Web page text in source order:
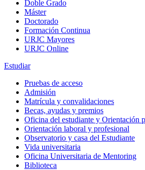
Doble Grado
Máster
Doctorado
Formación Continua
URJC Mayores
URJC Online
Estudiar
Pruebas de acceso
Admisión
Matrícula y convalidaciones
Becas, ayudas y premios
Oficina del estudiante y Orientación
Orientación laboral y profesional
Observatorio y casa del Estudiante
Vida universitaria
Oficina Universitaria de Mentoring
Biblioteca